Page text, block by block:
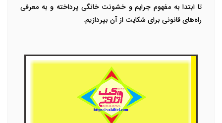
تا ابتدا به مفهوم جرایم و خشونت خانگی پرداخته و به معرفی
راه‌های قانونی برای شکایت از آن بپردازیم.